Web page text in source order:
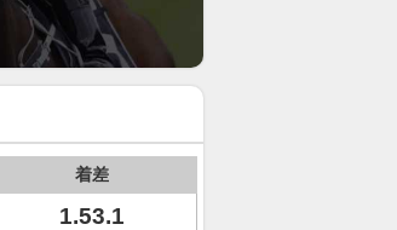
着差
1.53.1